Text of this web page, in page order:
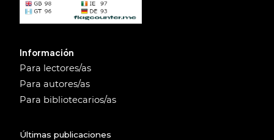
Información
Para lectores/as
Para autores/as
Para bibliotecarios/as
Últimas publicaciones